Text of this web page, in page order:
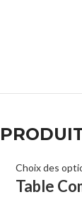
Choix des
Table